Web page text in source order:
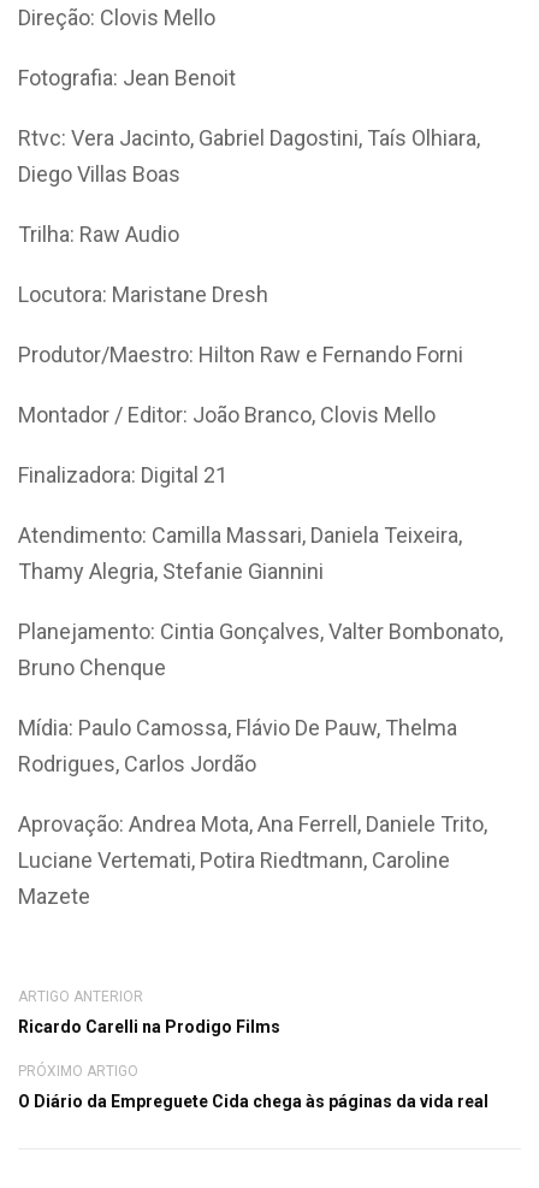
Direção: Clovis Mello
Fotografia: Jean Benoit
Rtvc: Vera Jacinto, Gabriel Dagostini, Taís Olhiara,
Diego Villas Boas
Trilha: Raw Audio
Locutora: Maristane Dresh
Produtor/Maestro: Hilton Raw e Fernando Forni
Montador / Editor: João Branco, Clovis Mello
Finalizadora: Digital 21
Atendimento: Camilla Massari, Daniela Teixeira,
Thamy Alegria, Stefanie Giannini
Planejamento: Cintia Gonçalves, Valter Bombonato,
Bruno Chenque
Mídia: Paulo Camossa, Flávio De Pauw, Thelma
Rodrigues, Carlos Jordão
Aprovação: Andrea Mota, Ana Ferrell, Daniele Trito,
Luciane Vertemati, Potira Riedtmann, Caroline
Mazete
ARTIGO ANTERIOR
Ricardo Carelli na Prodigo Films
PRÓXIMO ARTIGO
O Diário da Empreguete Cida chega às páginas da vida real